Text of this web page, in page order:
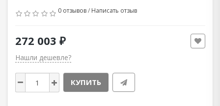
0 отзывов/ Написать отзыв
272 003 ₽
Нашли дешевле?
КУПИТЬ